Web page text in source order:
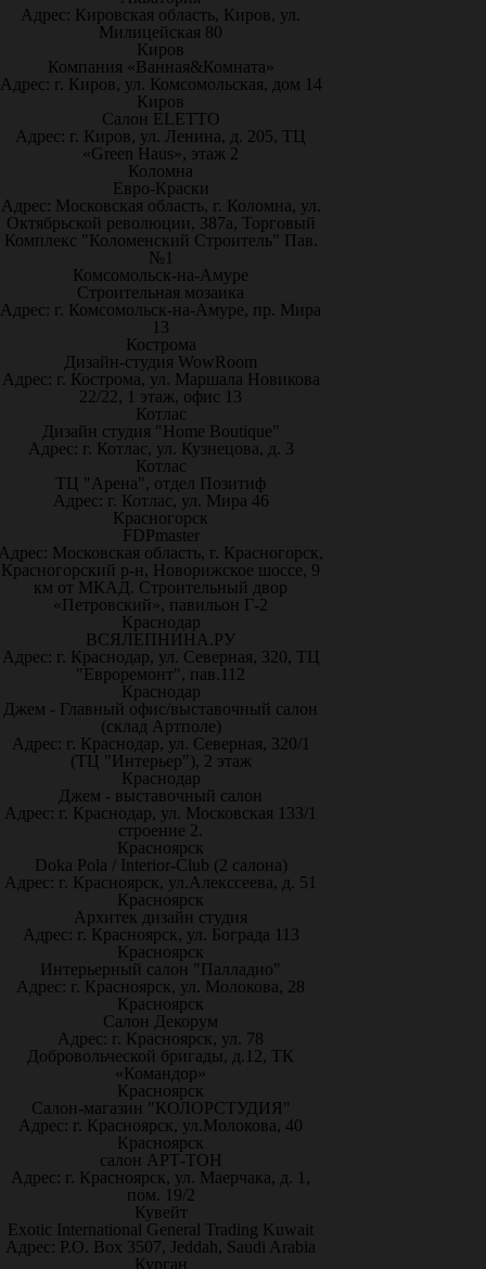
Адрес: Кировская область, Киров, ул.
Милицейская 80
Киров
Компания «Ванная&Комната»
Адрес: г. Киров, ул. Комсомольская, дом 14
Киров
Салон ELETTO
Адрес: г. Киров, ул. Ленина, д. 205, ТЦ
«Green Haus», этаж 2
Коломна
Евро-Краски
Адрес: Московская область, г. Коломна, ул.
Октябрьской революции, 387а, Торговый
Комплекс "Коломенский Строитель" Пав.
№1
Комсомольск-на-Амуре
Строительная мозаика
Адрес: г. Комсомольск-на-Амуре, пр. Мира
13
Кострома
Дизайн-студия WowRoom
Адрес: г. Кострома, ул. Маршала Новикова
22/22, 1 этаж, офис 13
Котлас
Дизайн студия "Home Boutique"
Адрес: г. Котлас, ул. Кузнецова, д. 3
Котлас
ТЦ "Арена", отдел Позитиф
Адрес: г. Котлас, ул. Мира 46
Красногорск
FDPmaster
Московская область, г. Красногорск,
Красногорский р-н, Новорижское шоссе, 9
км от МКАД. Строительный двор
«Петровский», павильон Г-2
Краснодар
ВСЯЛЕПНИНА.РУ
Адрес: г. Краснодар, ул. Северная, 320, ТЦ
"Евроремонт", пав.112
Краснодар
Джем - Главный офис/выставочный салон
(склад Артполе)
Адрес: г. Краснодар, ул. Северная, 320/1
(ТЦ "Интерьер"), 2 этаж
Краснодар
Джем - выставочный салон
Адрес: г. Краснодар, ул. Московская 133/1
строение 2.
Красноярск
Doka Pola / Interior-Club (2 салона)
Адрес: г. Красноярск, ул.Алекссеева, д. 51
Красноярск
Архитек дизайн студия
Адрес: г. Красноярск, ул. Бограда 113
Красноярск
Интерьерный салон "Палладио"
Адрес: г. Красноярск, ул. Молокова, 28
Красноярск
Салон Декорум
Адрес: г. Красноярск, ул. 78
Добровольческой бригады, д.12, ТК
«Командор»
Красноярск
Салон-магазин "КОЛОРСТУДИЯ"
Адрес: г. Красноярск, ул.Молокова, 40
Красноярск
салон АРТ-ТОН
Адрес: г. Красноярск, ул. Маерчака, д. 1,
пом. 19/2
Кувейт
Exotic International General Trading Kuwait
Адрес: P.O. Box 3507, Jeddah, Saudi Arabia
Курган